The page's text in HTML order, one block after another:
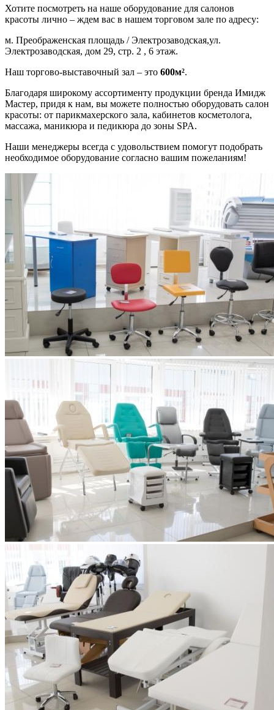
Хотите посмотреть на наше оборудование для салонов
красоты лично – ждем вас в нашем торговом зале по адресу:
м. Преображенская площадь / Электрозаводская,ул.
Электрозаводская, дом 29, стр. 2 , 6 этаж.
Наш торгово-выставочный зал – это 600м².
Благодаря широкому ассортименту продукции бренда Имидж
Мастер, придя к нам, вы можете полностью оборудовать салон
красоты: от парикмахерского зала, кабинетов косметолога,
массажа, маникюра и педикюра до зоны SPA.
Наши менеджеры всегда с удовольствием помогут подобрать
необходимое оборудование согласно вашим пожеланиям!